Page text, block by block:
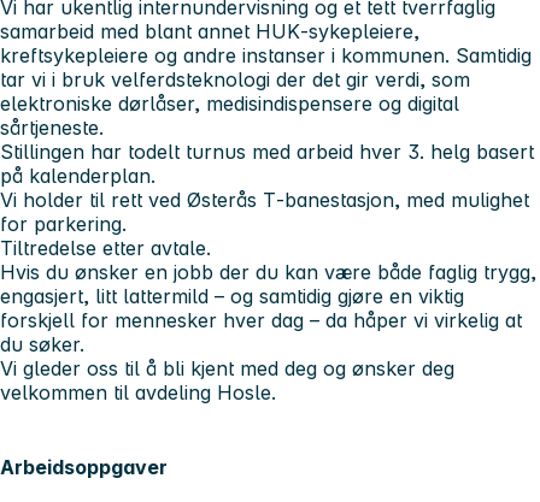
Vi har ukentlig internundervisning og et tett tverrfaglig
samarbeid med blant annet HUK‑sykepleiere,
kreftsykepleiere og andre instanser i kommunen. Samtidig
tar vi i bruk velferdsteknologi der det gir verdi, som
elektroniske dørlåser, medisindispensere og digital
sårtjeneste.
Stillingen har todelt turnus med arbeid hver 3. helg basert
på kalenderplan.
Vi holder til rett ved Østerås T‑banestasjon, med mulighet
for parkering.
Tiltredelse etter avtale.
Hvis du ønsker en jobb der du kan være både faglig trygg,
engasjert, litt lattermild – og samtidig gjøre en viktig
forskjell for mennesker hver dag – da håper vi virkelig at
du søker.
Vi gleder oss til å bli kjent med deg og ønsker deg
velkommen til avdeling Hosle.
Arbeidsoppgaver